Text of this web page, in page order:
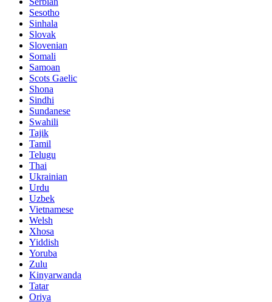
Sesotho
Sinhala
Slovak
Slovenian
Somali
Samoan
Scots Gaelic
Shona
Sindhi
Sundanese
Swahili
Tajik
Tamil
Telugu
Thai
Ukrainian
Urdu
Uzbek
Vietnamese
Welsh
Xhosa
Yiddish
Yoruba
Zulu
Kinyarwanda
Tatar
Oriya